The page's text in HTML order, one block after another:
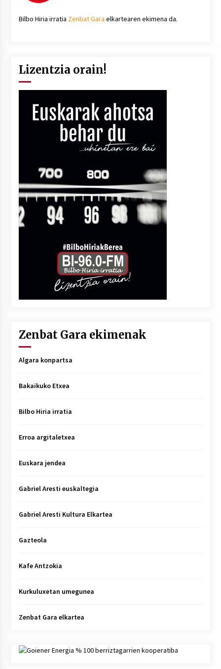
Bilbo Hiria irratia Zenbat Gara elkartearen ekimena da.
Lizentzia orain!
Zenbat Gara ekimenak
Algara konpartsa
Bakaikuko Etxea
Bilbo Hiria irratia
Erroa argitaletxea
Euskara jendea
Gabriel Aresti euskaltegia
Gabriel Aresti Kultura Elkartea
Gazteola
Kafe Antzokia
Kurkuluxetan umegunea
Zenbat Gara elkartea